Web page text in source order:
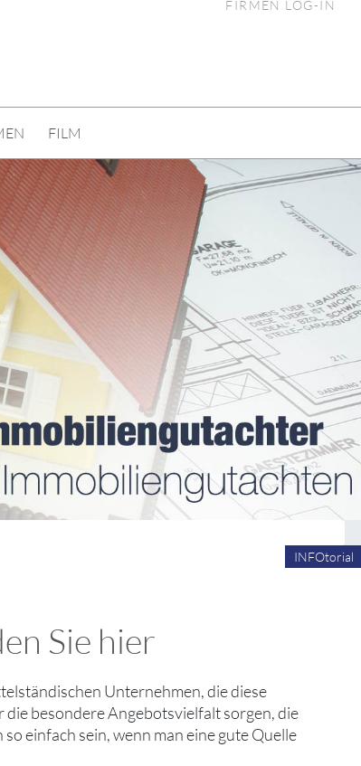
FIRMEN LOG-IN
FILM
INFOtorial
Sie hier
Unternehmen, die diese
besondere Angebotsvielfalt sorgen, die
einfach sein, wenn man eine gute Quelle